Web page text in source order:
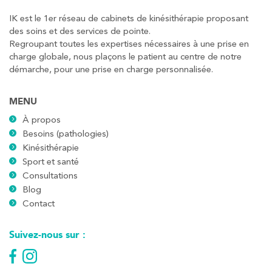
IK est le 1er réseau de cabinets de kinésithérapie proposant
des soins et des services de pointe.
Regroupant toutes les expertises nécessaires à une prise en
charge globale, nous plaçons le patient au centre de notre
démarche, pour une prise en charge personnalisée.
MENU
À propos
Besoins (pathologies)
Kinésithérapie
Sport et santé
Consultations
Blog
Contact
Suivez-nous sur :
PRENEZ RDV SUR
74 Bd Haussmann 75008 Paris
01 44 71 93 74
PRENEZ RDV SUR
PRENEZ RDV SUR
Kinésithérapie
IK Morangis – 91